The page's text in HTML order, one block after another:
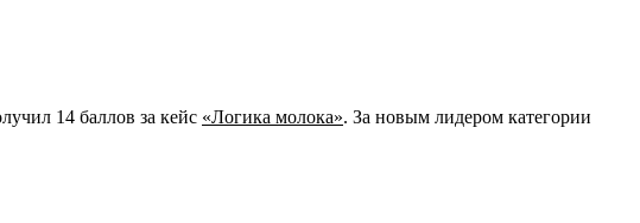
14 баллов за кейс «Логика молока». За новым лидером категории